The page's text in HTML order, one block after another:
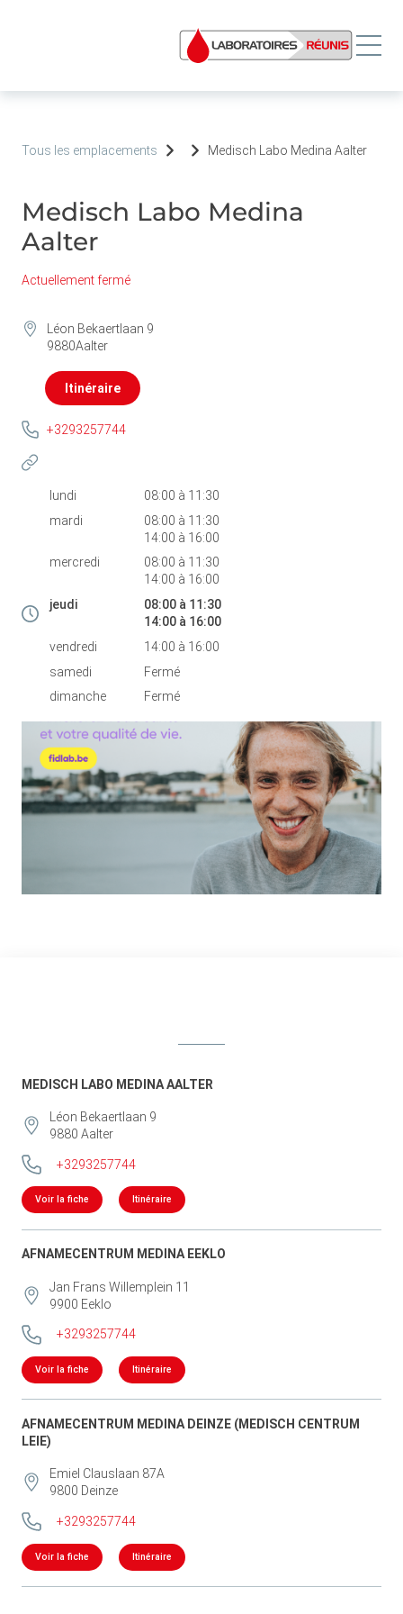
Tous les emplacements Medisch Labo Medina Aalter
Medisch Labo Medina
Aalter
Actuellement fermé
Léon Bekaertlaan 9
9880Aalter
Itinéraire
+3293257744
lundi 08:00 à 11:30
mardi
08:00 à 11:30
14:00 à 16:00
mercredi
08:00 à 11:30
14:00 à 16:00
jeudi
08:00à 11:30
14:00à 16:00
vendredi
14:00 à 16:00
samedi
Fermé
dimanche
Fermé
MEDISCH LABO MEDINA AALTER
Léon Bekaertlaan 9
9880 Aalter
+3293257744
Voir la fiche Itinéraire
AFNAMECENTRUM MEDINA EEKLO
Jan Frans Willemplein 11
9900 Eeklo
+3293257744
Voir la fiche Itinéraire
AFNAMECENTRUM MEDINA DEINZE (MEDISCH CENTRUM
LEIE)
Emiel Clauslaan 87A
9800 Deinze
+3293257744
Voir la fiche Itinéraire